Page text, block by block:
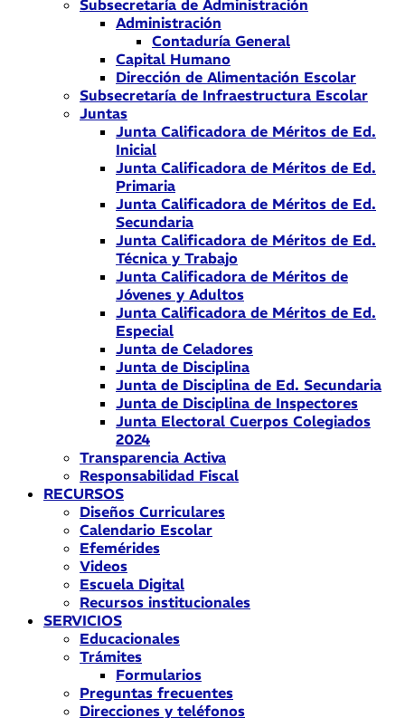
Subsecretaría de Administración
Administración
Contaduría General
Capital Humano
Dirección de Alimentación Escolar
Subsecretaría de Infraestructura Escolar
Juntas
Junta Calificadora de Méritos de Ed.
Inicial
Junta Calificadora de Méritos de Ed.
Primaria
Junta Calificadora de Méritos de Ed.
Secundaria
Junta Calificadora de Méritos de Ed.
Técnica y Trabajo
Junta Calificadora de Méritos de
Jóvenes y Adultos
Junta Calificadora de Méritos de Ed.
Especial
Junta de Celadores
Junta de Disciplina
Junta de Disciplina de Ed. Secundaria
Junta de Disciplina de Inspectores
Junta Electoral Cuerpos Colegiados
2024
Transparencia Activa
Responsabilidad Fiscal
RECURSOS
Diseños Curriculares
Calendario Escolar
Efemérides
Videos
Escuela Digital
Recursos institucionales
SERVICIOS
Educacionales
Trámites
Formularios
Preguntas frecuentes
Direcciones y teléfonos